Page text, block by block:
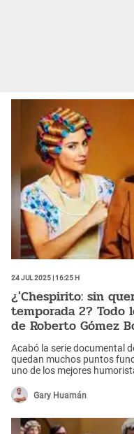
24 Jul 2025 | 16:25 h
¿'Chespirito: sin
temporada 2? Todo
de Roberto Gómez
Acabó la serie documental
quedan muchos puntos
uno de los mejores
Gary Huamán